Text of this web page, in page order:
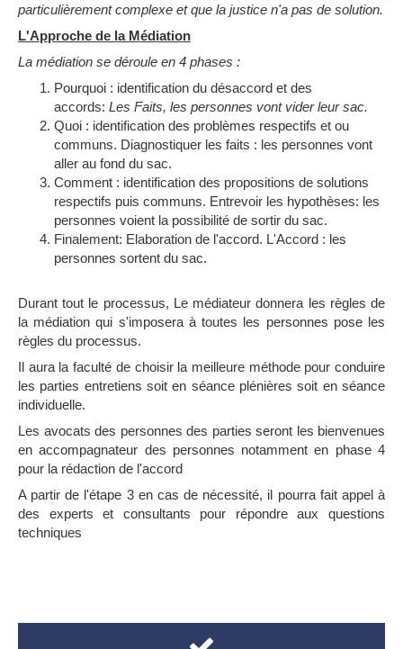
particulièrement complexe et que la justice n'a pas de solution.
L'Approche de la Médiation
La médiation se déroule en 4 phases :
Pourquoi : identification du désaccord et des
accords: Les Faits, les personnes vont vider leur sac.
Quoi : identification des problèmes respectifs et ou
communs. Diagnostiquer les faits : les personnes vont
aller au fond du sac.
Comment : identification des propositions de solutions
respectifs puis communs. Entrevoir les hypothèses: les
personnes voient la possibilité de sortir du sac.
Finalement: Elaboration de l'accord. L'Accord : les
personnes sortent du sac.
Durant tout le processus, Le médiateur donnera les règles de
la médiation qui s'imposera à toutes les personnes pose les
règles du processus.
Il aura la faculté de choisir la meilleure méthode pour conduire
les parties entretiens soit en séance plénières soit en séance
individuelle.
Les avocats des personnes des parties seront les bienvenues
en accompagnateur des personnes notamment en phase 4
pour la rédaction de l'accord
A partir de l'étape 3 en cas de nécessité, il pourra fait appel à
des experts et consultants pour répondre aux questions
techniques